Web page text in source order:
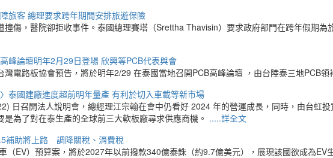
旅客 總理要求跨年期間安排旅遊保險
撞傷，醫院卻拒收事件。泰國總理賽塔（Srettha Thavisin）要求政府部門在跨年假期
峰論壇明年2月29日登場 欣興等PCB代表與會
電路板協會預告，將於明年2/29 在泰國當地召開PCB高峰論壇 ，由台陸泰三地PCB
泰國建廠進度超前明年量產 有利於切入車載等新市場
日召開法人說明會，總經理江宗翰在會中仍看好 2024 年的營運成長，同時，由台虹
為了對在泰生產的全球前三大軟板廠尋求供應商機。 .....詳全文
補助將上路 調降關稅、消費稅
（EV）預算案，將於2027年以前撥款340億泰銖（約9.7億美元），展現該國欲成為EV